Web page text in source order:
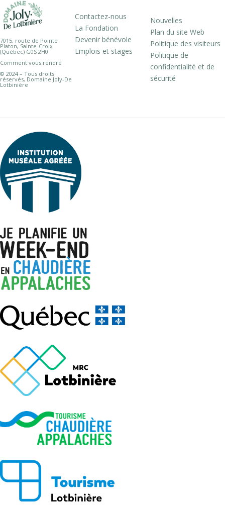
7015, route de Pointe
Platon, Sainte-Croix
(Québec) G0S 2H0
Comment vous rendre
© 2024 – Tous droits
réservés, Domaine Joly-De
Lotbinière
Contactez-nous
La Fondation
Devenir bénévole
Emplois et stages
Nouvelles
Plan du site Web
Politique des visiteurs
Politique de
confidentialité et de
sécurité